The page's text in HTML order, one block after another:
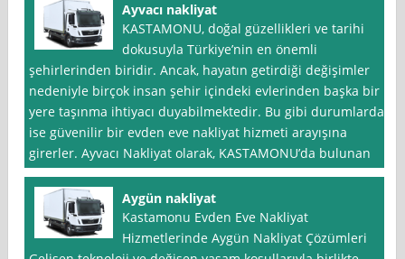
Ayvacı nakliyat
KASTAMONU, doğal güzellikleri ve tarihi
dokusuyla Türkiye’nin en önemli
şehirlerinden biridir. Ancak, hayatın getirdiği değişimler
nedeniyle birçok insan şehir içindeki evlerinden başka bir
yere taşınma ihtiyacı duyabilmektedir. Bu gibi durumlarda
ise güvenilir bir evden eve nakliyat hizmeti arayışına
girerler. Ayvacı Nakliyat olarak, KASTAMONU’da bulunan
Aygün nakliyat
Kastamonu Evden Eve Nakliyat
Hizmetlerinde Aygün Nakliyat Çözümleri